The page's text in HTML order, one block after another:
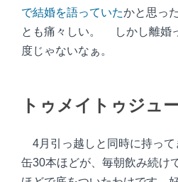
で結婚を語っていたかと思っ
とも痛々しい。 しかし離婚
度じゃないなぁ。
トゥメイトゥジュ
4月引っ越しと同時に持って
缶30本ほどが、毎朝飲み続け